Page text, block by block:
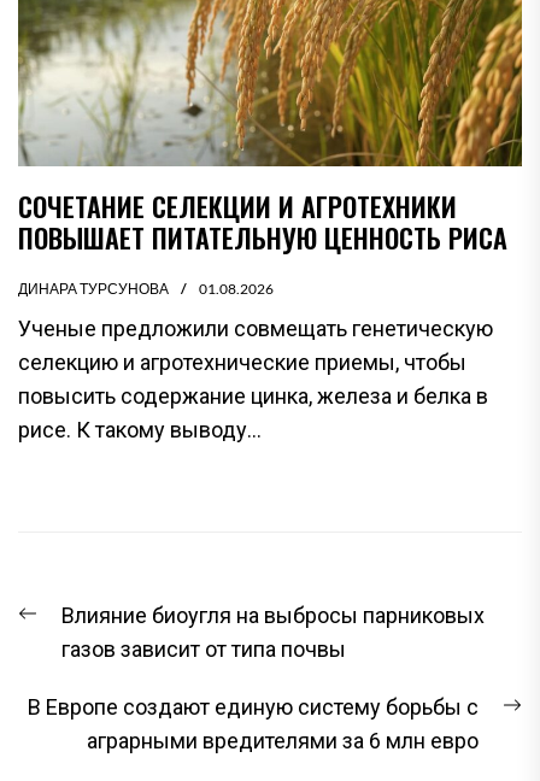
СОЧЕТАНИЕ СЕЛЕКЦИИ И АГРОТЕХНИКИ
ПОВЫШАЕТ ПИТАТЕЛЬНУЮ ЦЕННОСТЬ РИСА
ДИНАРА ТУРСУНОВА 01.08.2026
Ученые предложили совмещать генетическую
селекцию и агротехнические приемы, чтобы
повысить содержание цинка, железа и белка в
рисе. К такому выводу...
НАВИГАЦИЯ
ПО
ЗАПИСЯМ
Предыдущая
запись:
Влияние биоугля на выбросы парниковых
газов зависит от типа почвы
В Европе создают единую систему борьбы с
аграрными вредителями за 6 млн евро